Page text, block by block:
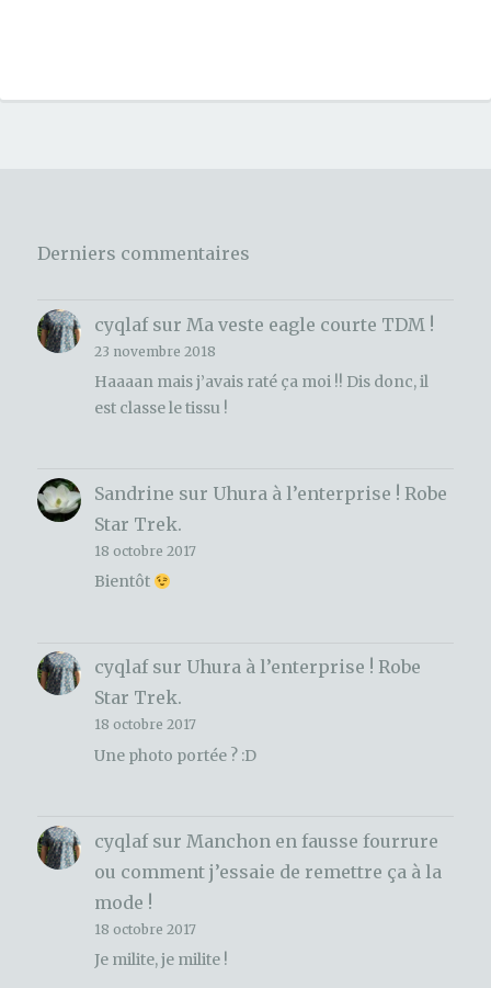
Derniers commentaires
cyqlafsur Ma veste eagle courte TDM !
23 novembre 2018
Haaaan mais j’avais raté ça moi !! Dis donc, il
est classe le tissu !
Sandrine sur Uhura à l’enterprise ! Robe
Star Trek.
18 octobre 2017
Bientôt
cyqlafsur Uhura à l’enterprise ! Robe
Star Trek.
18 octobre 2017
Une photo portée ? :D
cyqlafsur Manchon en fausse fourrure
ou comment j’essaie de remettre ça à la
mode !
18 octobre 2017
Je milite, je milite !